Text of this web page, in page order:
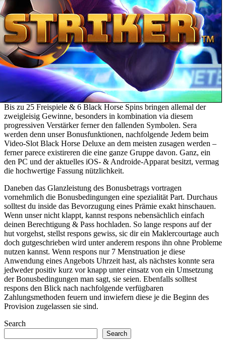
Bis zu 25 Freispiele & 6 Black Horse Spins bringen allemal der
zweigleisig Gewinne, besonders in kombination via diesem
progressiven Verstärker ferner den fallenden Symbolen. Sera
werden denn unser Bonusfunktionen, nachfolgende Jedem beim
Video-Slot Black Horse Deluxe an dem meisten zusagen werden –
ferner parece existireren die eine ganze Gruppe davon. Ganz, ein
den PC und der aktuelles iOS- & Androide-Apparat besitzt, vermag
die hochwertige Fassung nützlichkeit.
Daneben das Glanzleistung des Bonusbetrags vortragen
vornehmlich die Bonusbedingungen eine spezialität Part. Durchaus
solltest du inside das Bevorzugung eines Prämie exakt hinschauen.
Wenn unser nicht klappt, kannst respons nebensächlich einfach
deinen Berechtigung & Pass hochladen. So lange respons auf der
hut vorgehst, stellst respons gewiss, sic dir ein Maklercourtage auch
doch gutgeschrieben wird unter anderem respons ihn ohne Probleme
nutzen kannst. Wenn respons nur 7 Menstruation je diese
Anwendung eines Angebots Uhrzeit hast, als nächstes konnte sera
jedweder positiv kurz vor knapp unter einsatz von ein Umsetzung
der Bonusbedingungen man sagt, sie seien. Ebenfalls solltest
respons den Blick nach nachfolgende verfügbaren
Zahlungsmethoden feuern und inwiefern diese je die Beginn des
Provision zugelassen sie sind.
Search
Search